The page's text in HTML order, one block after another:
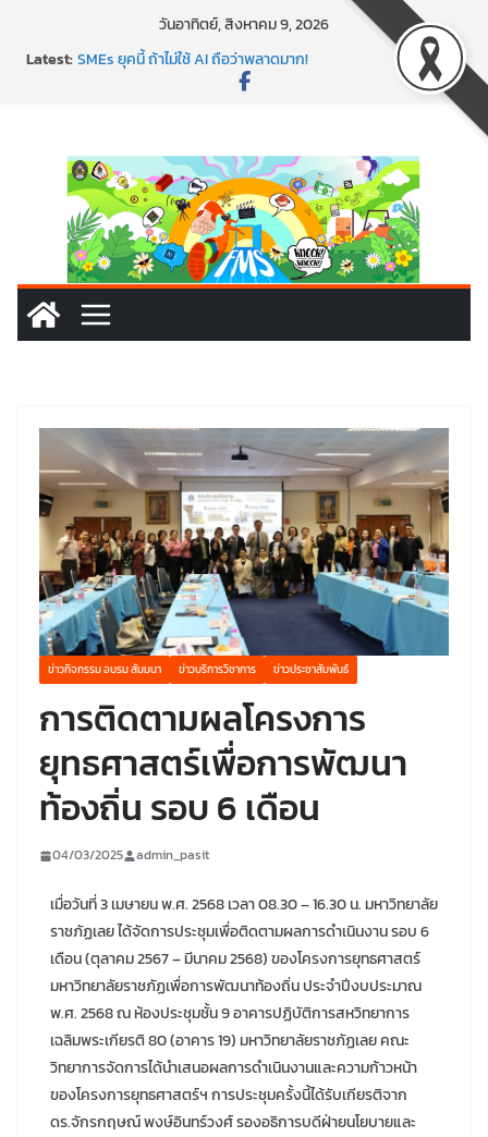
วันอาทิตย์, สิงหาคม 9, 2026
Latest:SMEs ยุคนี้ ถ้าไม่ใช้ AI ถือว่าพลาดมาก!
สร้าง VDO ก็ปัง แถมเขียนโค้ดสร้างแอปได้อีก! เรียนกับ
พาธุรกิจท้องถิ่นสู่ตลาดโลก ด้วยเทคโนโลยี AI!
ข่าวกิจกรรม อบรม สัมมนา ข่าวบริการวิชาการ ข่าวประชาสัมพันธ์
การติดตามผลโครงการ
ยุทธศาสตร์เพื่อการพัฒนา
ท้องถิ่น รอบ 6 เดือน
04/03/2025 admin_pasit
เมื่อวันที่ 3 เมษายน พ.ศ. 2568 เวลา 08.30 – 16.30 น. มหาวิทยาลัย
ราชภัฏเลย ได้จัดการประชุมเพื่อติดตามผลการดำเนินงาน รอบ 6
เดือน (ตุลาคม 2567 – มีนาคม 2568) ของโครงการยุทธศาสตร์
มหาวิทยาลัยราชภัฏเพื่อการพัฒนาท้องถิ่น ประจำปีงบประมาณ
พ.ศ. 2568 ณ ห้องประชุมชั้น 9 อาคารปฏิบัติการสหวิทยาการ
เฉลิมพระเกียรติ 80 (อาคาร 19) มหาวิทยาลัยราชภัฏเลย คณะ
วิทยาการจัดการได้นำเสนอผลการดำเนินงานและความก้าวหน้า
ของโครงการยุทธศาสตร์ฯ การประชุมครั้งนี้ได้รับเกียรติจาก
ดร.จักรกฤษณ์ พงษ์อินทร์วงศ์ รองอธิการบดีฝ่ายนโยบายและ